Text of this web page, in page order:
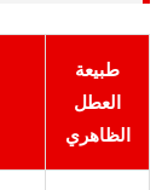
طبيعة
العطل
الظاهري